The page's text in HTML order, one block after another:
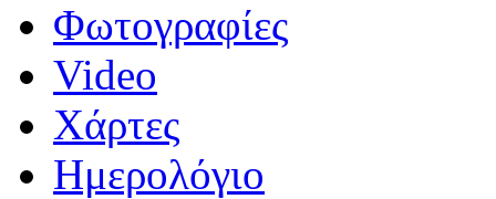
Φωτογραφίες
Video
Χάρτες
Ημερολόγιο